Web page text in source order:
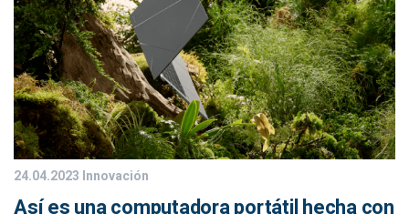
24.04.2023 Innovación
Así es una computadora portátil hecha con